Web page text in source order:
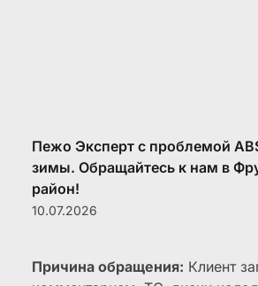
Пежо Эксперт с проблемой
зимы. Обращайтесь к нам в
район!
10.07.2026
Причина обращения: Клиент